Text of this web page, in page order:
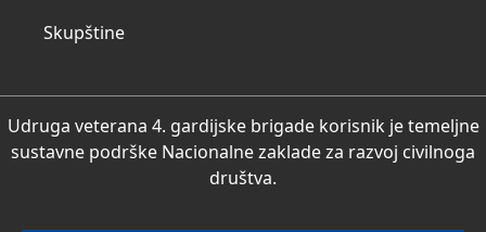
Skupštine
Udruga veterana 4. gardijske brigade korisnik je temeljne
sustavne podrške Nacionalne zaklade za razvoj civilnoga
društva.